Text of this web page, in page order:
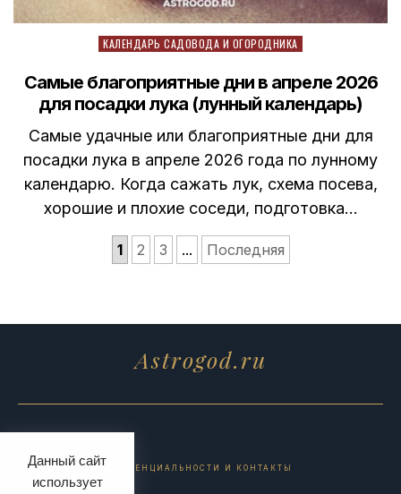
Данный сайт
использует
Posted
КАЛЕНДАРЬ САДОВОДА И ОГОРОДНИКА
Самые благоприятные дни в апреле 2026
для посадки лука (лунный календарь)
Самые удачные или благоприятные дни для
посадки лука в апреле 2026 года по лунному
календарю. Когда сажать лук, схема посева,
хорошие и плохие соседи, подготовка…
1 2 3 ... Последняя
Astrogod.ru
ПОЛИТИКА КОНФИДЕНЦИАЛЬНОСТИ И КОНТАКТЫ